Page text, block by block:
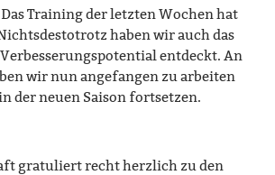
Training der letzten Wochen hat
haben wir auch das
entdeckt. An
wir nun angefangen zu arbeiten
der neuen Saison fortsetzen.
gratuliert recht herzlich zu den